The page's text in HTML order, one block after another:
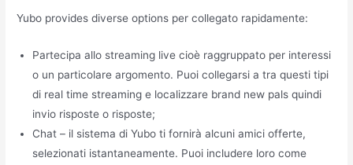
Yubo provides diverse options per collegato rapidamente:
Partecipa allo streaming live cioè raggruppato per interessi
o un particolare argomento. Puoi collegarsi a tra questi tipi
di real time streaming e localizzare brand new pals quindi
invio risposte o risposte;
Chat – il sistema di Yubo ti fornirà alcuni amici offerte,
selezionati istantaneamente. Puoi includere loro come